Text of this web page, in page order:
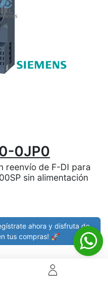
0JP0
reenvío de F-DI para
sin alimentación
ahora y disfruta de
tus compras! 🚀